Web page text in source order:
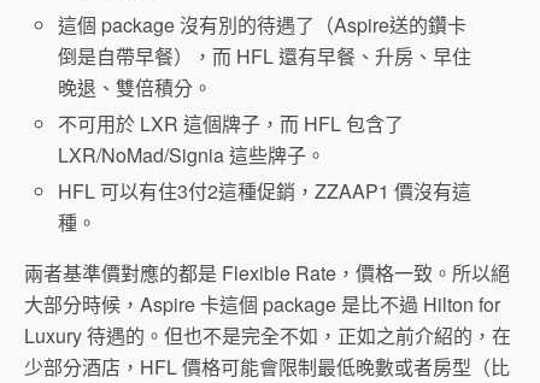
這個 package 沒有別的待遇了（Aspire送的鑽卡
倒是自帶早餐），而 HFL 還有早餐、升房、早住
晚退、雙倍積分。
不可用於 LXR 這個牌子，而 HFL 包含了
LXR/NoMad/Signia 這些牌子。
HFL 可以有住3付2這種促銷，ZZAAP1 價沒有這
種。
兩者基準價對應的都是 Flexible Rate，價格一致。所以絕
大部分時候，Aspire 卡這個 package 是比不過 Hilton for
Luxury 待遇的。但也不是完全不如，正如之前介紹的，在
少部分酒店，HFL 價格可能會限制最低晚數或者房型（比